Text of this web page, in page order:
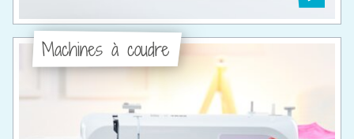
Machines à coudre